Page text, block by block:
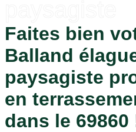
Faites bien
Balland
paysagiste
en
dans le 69860